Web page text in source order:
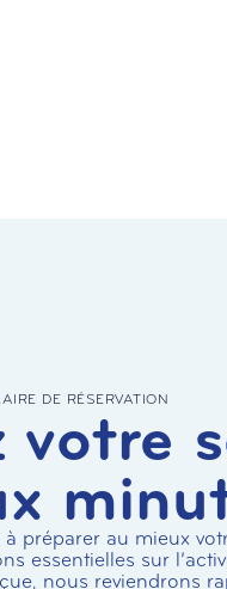
DE RÉSERVATION
votre
préparer au mieux
essentielles sur
nous reviendrons